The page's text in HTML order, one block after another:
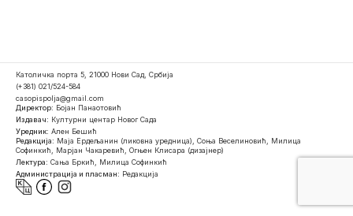
Католичка порта 5, 21000 Нови Сад, Србија
(+381) 021/524-584
casopispolja@gmail.com
Директор: Бојан Панаотовић
Издавач: Културни центар Новог Сада
Уредник: Ален Бешић
Редакција: Маја Ердељанин (ликовна уредница), Соња Веселиновић, Милица
Софинкић, Марјан Чакаревић, Огњен Клисара (дизајнер)
Лектура: Сања Бркић, Милица Софинкић
Администрација и пласман: Редакција